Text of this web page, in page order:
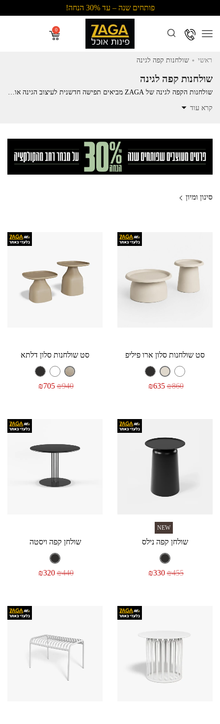
פותחים שנה – עד 30% הנחה!
Menu
ראשי . שולחנות קפה לגינה
שולחנות קפה לגינה
שולחנות הקפה לגינה של ZAGA מביאים תפישה חדשנית לעיצוב הגינה או המרפסת. הקולקציה מציעה מגוון עיצובים, מעגולים ועד מלבניים, המתאימים לכל מרחב – ממרפסות קטנות ועד גינות מרווחות.
קרא עוד
סינון ומיון
סט שולחנות סלון ארו פיליפ
₪860
₪635
סט שולחנות סלון דלתא
₪940
₪705
NEW
שולחן קפה נילס
₪455
₪330
שולחן קפה ויסטה
₪440
₪320